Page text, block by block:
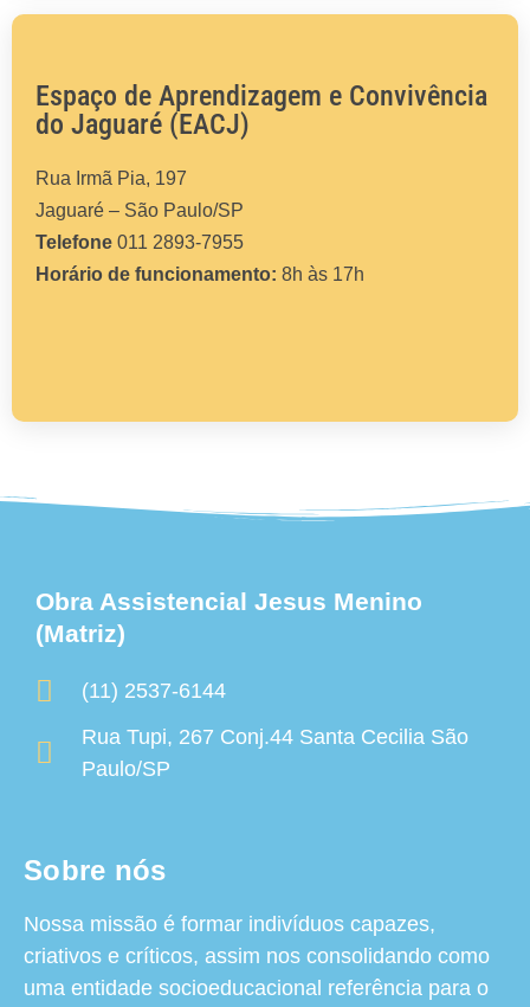
Espaço de Aprendizagem e Convivência
do Jaguaré (EACJ)
Rua Irmã Pia, 197
Jaguaré – São Paulo/SP
Telefone 011 2893-7955
Horário de funcionamento: 8h às 17h
Obra Assistencial Jesus Menino
(Matriz)
(11) 2537-6144
Rua Tupi, 267 Conj.44 Santa Cecilia São
Paulo/SP
Sobre nós
Nossa missão é formar indivíduos capazes,
criativos e críticos, assim nos consolidando como
uma entidade socioeducacional referência para o